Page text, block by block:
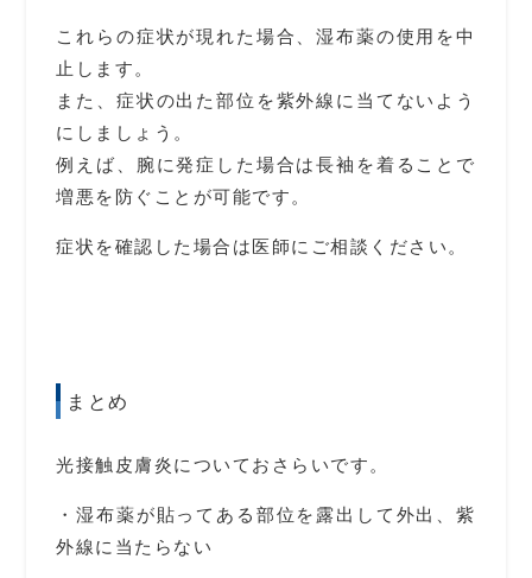
これらの症状が現れた場合、湿布薬の使用を中
止します。
また、症状の出た部位を紫外線に当てないよう
にしましょう。
例えば、腕に発症した場合は長袖を着ることで
増悪を防ぐことが可能です。
症状を確認した場合は医師にご相談ください。
まとめ
光接触皮膚炎についておさらいです。
・湿布薬が貼ってある部位を露出して外出、紫
外線に当たらない